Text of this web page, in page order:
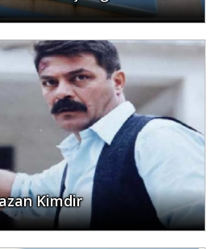
Kimdir